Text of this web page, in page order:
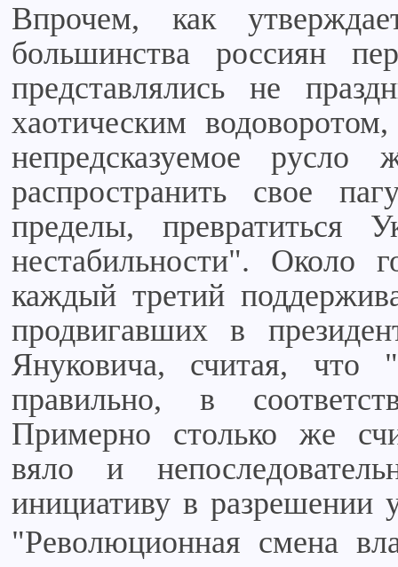
Впрочем, как
большинства россиян
представлялись не
хаотическим
непредсказуемое
распространить свое
пределы, превратиться
нестабильности". Около
каждый третий
продвигавших в
Януковича, считая, что
правильно, в
Примерно столько же
вяло и
инициативу в разрешении
"Революционная смена